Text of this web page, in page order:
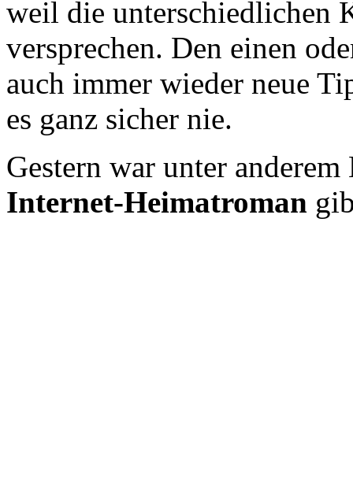
weil die unterschiedlichen
versprechen. Den einen
auch immer wieder neue
es ganz sicher nie.
Gestern war unter
Internet-Heimatroman